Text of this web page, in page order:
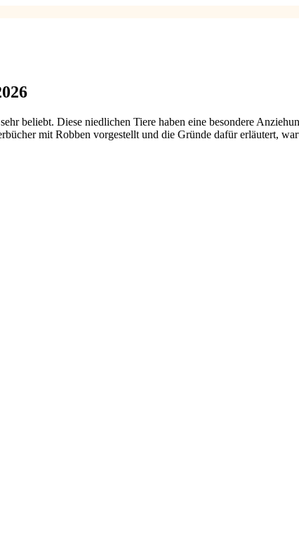
beliebt. Diese niedlichen Tiere haben eine besondere
mit Robben vorgestellt und die Gründe dafür erläutert,